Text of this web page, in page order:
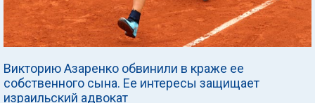
Викторию Азаренко обвинили в краже ее
собственного сына. Ее интересы защищает
израильский адвокат